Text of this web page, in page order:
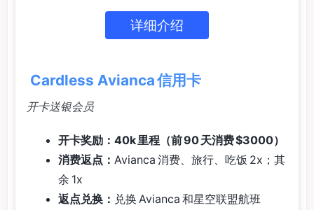
详细介绍
Cardless Avianca 信用卡
开卡送银会员
开卡奖励：40k 里程（前 90 天消费 $3000）
消费返点： Avianca 消费、旅行、吃饭 2x；其
余 1x
返点兑换： 兑换 Avianca 和星空联盟航班